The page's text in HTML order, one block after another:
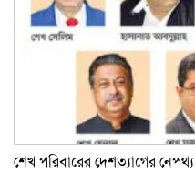
শেখ পরিবারের দেশত্যাগের নেপথ্য